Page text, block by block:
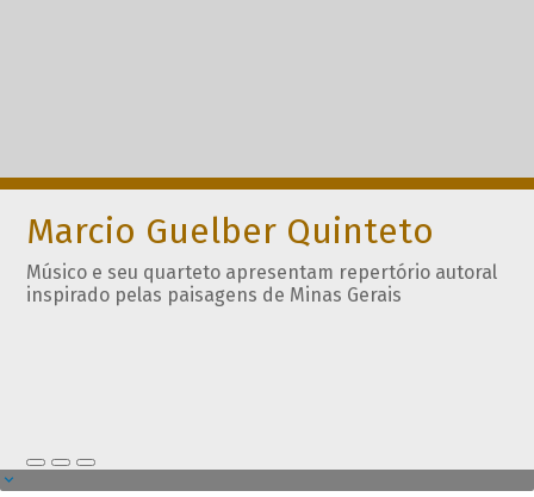
Marcio Guelber Quinteto
Músico e seu quarteto apresentam repertório autoral
inspirado pelas paisagens de Minas Gerais